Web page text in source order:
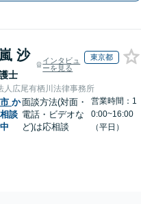
沙
士
インタビュ
ーを見る
東京都
人広尾有栖川法律事務所
か
談
面談方法(対面・
電話・ビデオな
ど)は応相談
営業時間：1
0:00~16:00
（平日）